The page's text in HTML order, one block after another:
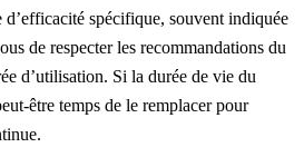
spécifique, souvent indiquée
de respecter les recommandations du
d’utilisation. Si la durée de vie du
être temps de le remplacer pour